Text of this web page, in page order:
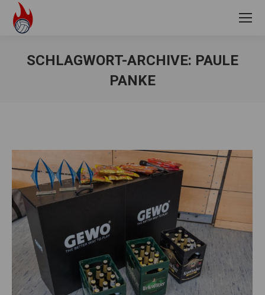
SCHLAGWORT-ARCHIVE: PAULE
PANKE